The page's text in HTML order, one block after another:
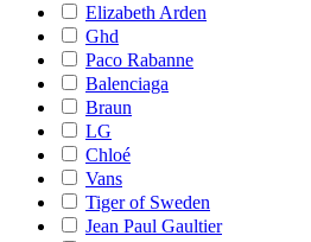
Elizabeth Arden
Ghd
Paco Rabanne
Balenciaga
Braun
LG
Chloé
Vans
Tiger of Sweden
Jean Paul Gaultier